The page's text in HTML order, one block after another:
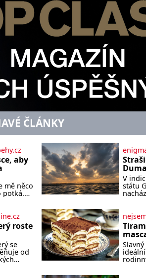
ČLÁNKY
aby
mě něco
potká.
jsem
mi
jsme
to tak
z
nás
Toník
písek
ze
zlo?
V
státu
tomu
písek
má
roste
se
od
Slavný
ideální